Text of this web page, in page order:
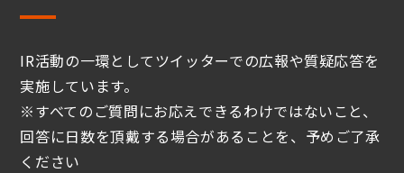
IR活動の一環としてツイッターでの広報や質疑応答を
実施しています。
※すべてのご質問にお応えできるわけではないこと、
回答に日数を頂戴する場合があることを、予めご了承
ください